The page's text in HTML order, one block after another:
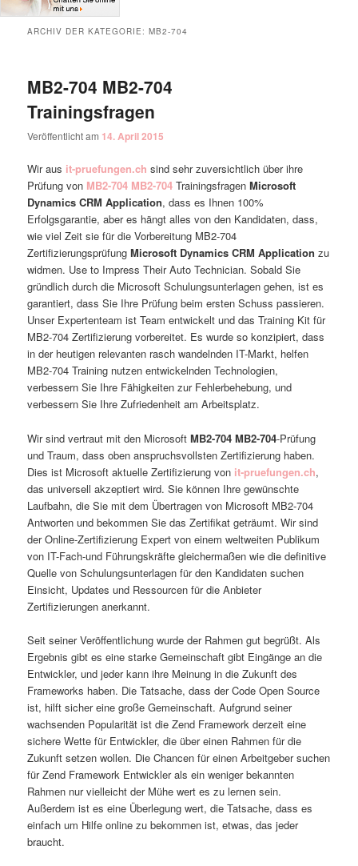
ARCHIV DER KATEGORIE:MB2-704
MB2-704 MB2-704
Trainingsfragen
Veröffentlicht am 14. April 2015
Wir aus it-pruefungen.ch sind sehr zuversichtlich über ihre
Prüfung von MB2-704 MB2-704 TrainingsfragenMicrosoft
Dynamics CRM Application, dass es Ihnen 100%
Erfolgsgarantie, aber es hängt alles von den Kandidaten, dass,
wie viel Zeit sie für die Vorbereitung MB2-704
ZertifizierungsprüfungMicrosoft Dynamics CRM Application zu
widmen. Use to Impress Their Auto Technician. Sobald Sie
gründlich durch die Microsoft Schulungsunterlagen gehen, ist es
garantiert, dass Sie Ihre Prüfung beim ersten Schuss passieren.
Unser Expertenteam ist Team entwickelt und das Training Kit für
MB2-704 Zertifizierung vorbereitet. Es wurde so konzipiert, dass
in der heutigen relevanten rasch wandelnden IT-Markt, helfen
MB2-704 Training nutzen entwickelnden Technologien,
verbessern Sie Ihre Fähigkeiten zur Fehlerbehebung, und
verbessern Sie Ihre Zufriedenheit am Arbeitsplatz.
Wir sind vertraut mit den MicrosoftMB2-704 MB2-704-Prüfung
und Traum, dass oben anspruchsvollsten Zertifizierung haben.
Dies ist Microsoft aktuelle Zertifizierung von it-pruefungen.ch,
das universell akzeptiert wird. Sie können Ihre gewünschte
Laufbahn, die Sie mit dem Übertragen von Microsoft MB2-704
Antworten und bekommen Sie das Zertifikat geträumt. Wir sind
der Online-Zertifizierung Expert von einem weltweiten Publikum
von IT-Fach-und Führungskräfte gleichermaßen wie die definitive
Quelle von Schulungsunterlagen für den Kandidaten suchen
Einsicht, Updates und Ressourcen für die Anbieter
Zertifizierungen anerkannt.
Seit seiner Veröffentlichung wurde der Rahmen gut begrüßt. Als
Ergebnis gibt es eine starke Gemeinschaft gibt Eingänge an die
Entwickler, und jeder kann ihre Meinung in die Zukunft des
Frameworks haben. Die Tatsache, dass der Code Open Source
ist, hilft sicher eine große Gemeinschaft. Aufgrund seiner
wachsenden Popularität ist die Zend Framework derzeit eine
sichere Wette für Entwickler, die über einen Rahmen für die
Zukunft setzen wollen. Die Chancen für einen Arbeitgeber suchen
für Zend Framework Entwickler als ein weniger bekannten
Rahmen nur vielleicht der Mühe wert es zu lernen sein.
Außerdem ist es eine Überlegung wert, die Tatsache, dass es
einfach um Hilfe online zu bekommen ist, etwas, das jeder
braucht.